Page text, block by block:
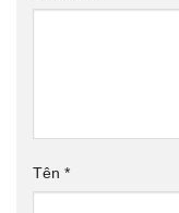
Tên *